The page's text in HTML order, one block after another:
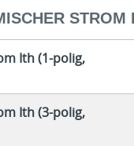
STROM
Ith (1-polig,
Ith (3-polig,